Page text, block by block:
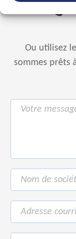
Ou utilisez
sommes prêts